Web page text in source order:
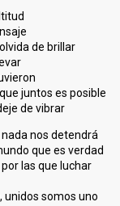
de brillar
juntos es posible
de vibrar
nos detendrá
que es verdad
las que luchar
unidos somos uno